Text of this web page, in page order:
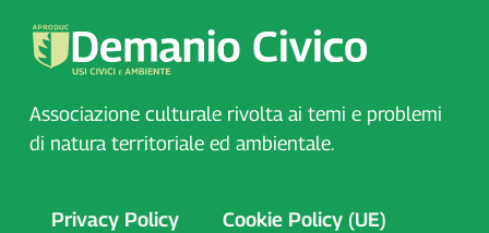
Associazione culturale rivolta ai temi e problemi
di natura territoriale ed ambientale.
Privacy Policy Cookie Policy (UE)